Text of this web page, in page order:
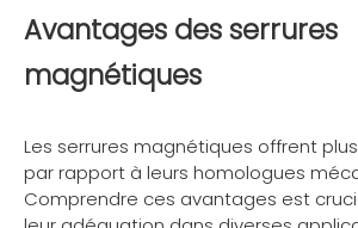
Avantages des serrures
magnétiques
Les serrures magnétiques offrent
par rapport à leurs homologues
Comprendre ces avantages est